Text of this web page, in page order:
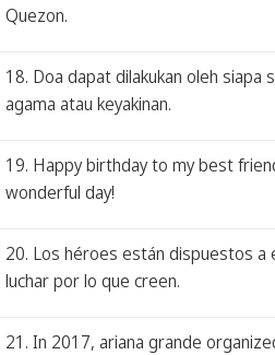
Quezon.
18. Doa dapat dilakukan oleh siapa
agama atau keyakinan.
19. Happy birthday to my best
wonderful day!
20. Los héroes están dispuestos
luchar por lo que creen.
21. In 2017, ariana grande